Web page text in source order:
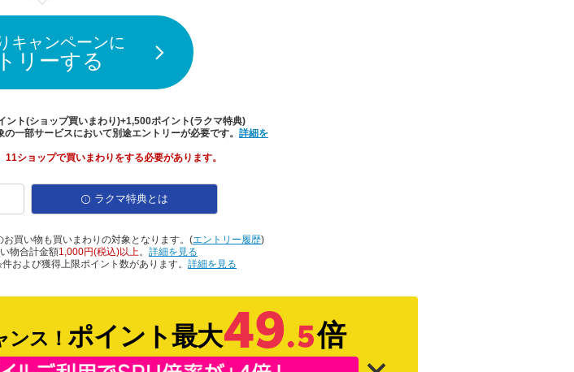
キャンペーンに
リーする
ト(ショップ買いまわり)+1,500ポイント(ラクマ特典)
一部サービスにおいて別途エントリーが必要です。 詳細を
ショップで買いまわりをする必要があります。
ラクマ特典とは
買い物も買いまわりの対象となります。(エントリー履歴)
物合計金額1,000円(税込)以上。 詳細を見る
および獲得上限ポイント数があります。 詳細を見る
ンス！ポイント最大 倍